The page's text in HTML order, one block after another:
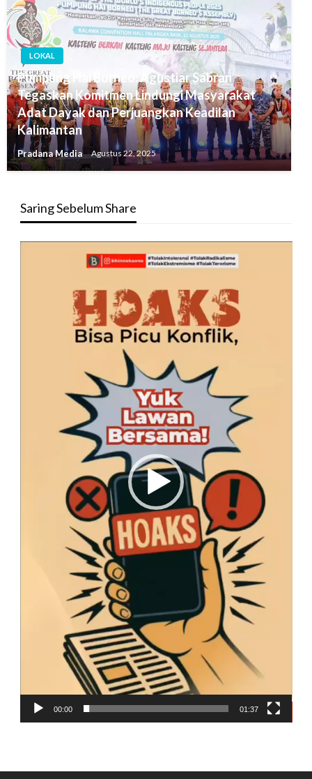
LOKAL
Pumpung Hai Borneo: Agustiar Sabran
Tegaskan Komitmen Lindungi Masyarakat
Adat Dayak dan Perjuangkan Keadilan
Kalimantan
Pradana Media Agustus 22, 2025
Saring Sebelum Share
00:00 01:37